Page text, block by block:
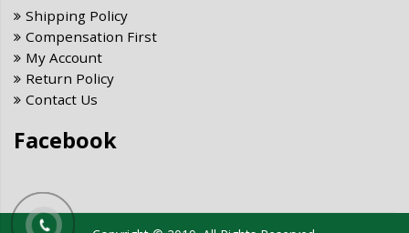
Shipping Policy
Compensation First
My Account
Return Policy
Contact Us
Facebook